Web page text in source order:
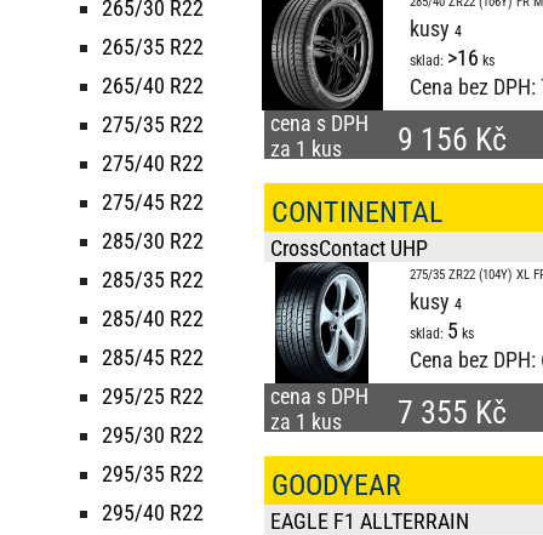
kusy
sklad: >16 ks
Cena bez DPH:
cena s DPH
za 1 kus
9 156 Kč
CONTINENTAL
CrossContact UHP
275/35 ZR22 (104Y) XL
kusy
sklad: 5 ks
Cena bez DPH:
cena s DPH
za 1 kus
7 355 Kč
GOODYEAR
EAGLE F1 ALLTERRAIN
265/30 R22
265/35 R22
265/40 R22
275/35 R22
275/40 R22
275/45 R22
285/30 R22
285/35 R22
285/40 R22
285/45 R22
295/25 R22
295/30 R22
295/35 R22
295/40 R22